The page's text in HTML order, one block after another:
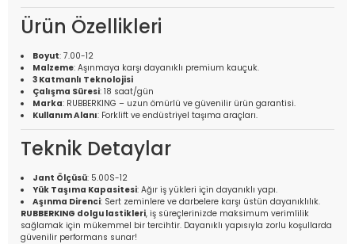
Ürün Özellikleri
Boyut: 7.00-12
Malzeme: Aşınmaya karşı dayanıklı premium kauçuk.
3 Katmanlı Teknolojisi
Çalışma Süresi: 18 saat/gün
Marka: RUBBERKING – uzun ömürlü ve güvenilir ürün garantisi.
Kullanım Alanı: Forklift ve endüstriyel taşıma araçları.
Teknik Detaylar
Jant Ölçüsü: 5.00S-12
Yük Taşıma Kapasitesi: Ağır iş yükleri için dayanıklı yapı.
Aşınma Direnci: Sert zeminlere ve darbelere karşı üstün dayanıklılık.
RUBBERKING dolgu lastikleri, iş süreçlerinizde maksimum verimlilik
sağlamak için mükemmel bir tercihtir. Dayanıklı yapısıyla zorlu koşullarda
güvenilir performans sunar!